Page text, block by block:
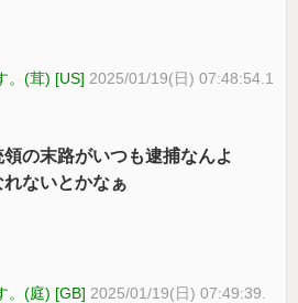
。(茸) [US] 2025/01/19(日) 07:48:54.1
の末路がいつも逮捕なんよ
ないとかなぁ
。(庭) [GB] 2025/01/19(日) 07:49:39.